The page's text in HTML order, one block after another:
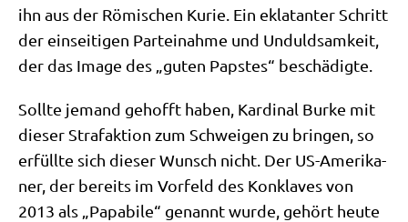
ihn aus der Römi­schen Kurie. Ein ekla­tan­ter Schritt
der ein­sei­ti­gen Par­tei­nah­me und Unduld­sam­keit,
der das Image des „guten Pap­stes“ beschädigte.
Soll­te jemand gehofft haben, Kar­di­nal Bur­ke mit
die­ser Straf­ak­ti­on zum Schwei­gen zu brin­gen, so
erfüll­te sich die­ser Wunsch nicht. Der US-Ame­ri­ka­
ner, der bereits im Vor­feld des Kon­kla­ves von
2013 als „Papa­bi­le“ genannt wur­de, gehört heu­te